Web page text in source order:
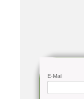
E-Mail